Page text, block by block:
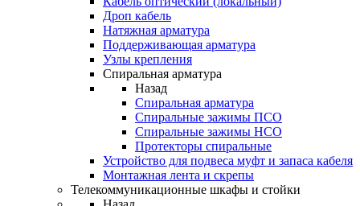
Дроп кабель
Натяжная арматура
Поддерживающая арматура
Узлы крепления
Спиральная арматура
Назад
Спиральная арматура
Спиральные зажимы ПСО
Спиральные зажимы НСО
Протекторы спиральные
Устройство для подвеса муфт и запаса кабеля
Монтажная лента и скрепы
Телекоммуникационные шкафы и стойки